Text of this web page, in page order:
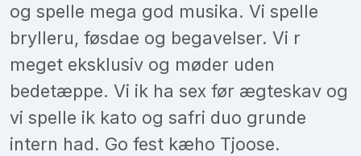
og spelle mega god musika. Vi spelle
brylleru, føsdae og begavelser. Vi r
meget eksklusiv og møder uden
bedetæppe. Vi ik ha sex før ægteskav og
vi spelle ik kato og safri duo grunde
intern had. Go fest kæho Tjoose.